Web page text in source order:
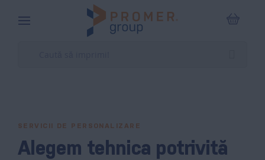
SERVICII DE PERSONALIZARE
Alegem tehnica potrivită